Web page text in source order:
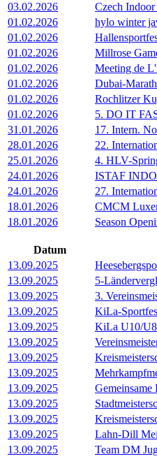
03.02.2026
Czech Indoor
01.02.2026
hylo winter
01.02.2026
01.02.2026
Millrose
01.02.2026
Meeting de
01.02.2026
Dubai-
01.02.2026
Rochlitzer
01.02.2026
5. DO IT
31.01.2026
17. Intern.
28.01.2026
22.
25.01.2026
4. HLV-
24.01.2026
ISTAF
24.01.2026
27.
18.01.2026
CMCM
18.01.2026
Season
Datum
13.09.2025
13.09.2025
5-
13.09.2025
3.
13.09.2025
KiLa-
13.09.2025
KiLa U10/
13.09.2025
13.09.2025
13.09.2025
13.09.2025
13.09.2025
13.09.2025
13.09.2025
Lahn-Dill
13.09.2025
Team DM